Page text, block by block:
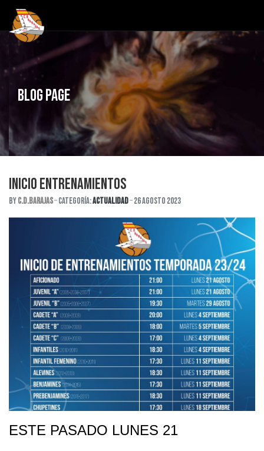
Blog Page
INICIO ENTRENAMIENTOS
ByC.D.Barajas Categoría:Actualidad 26 Agosto 2023
ESTE PASADO LUNES 21